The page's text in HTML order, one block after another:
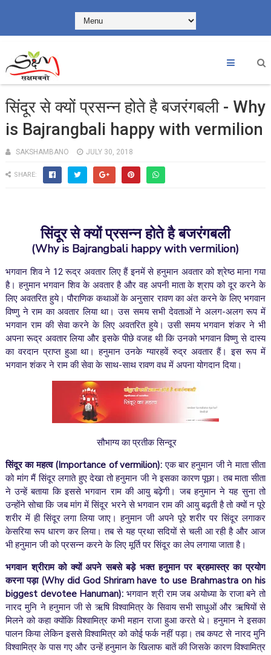
सिंदूर से क्यों प्रसन्न होते है बजरंगबली - Why
is Bajrangbali happy with vermilion
SAKSHAMBANO JULY 30, 2018
SHARE:
सिंदूर से क्यों प्रसन्न होते है बजरंगबली
(Why is Bajrangbali happy with vermilion)
भगवान शिव ने 12 रूद्र अवतार लिए हैं इनमें से हनुमान अवतार को श्रेष्ठ माना गया
है। हनुमान भगवान शिव के अवतार है और वह अपनी माता के श्राप को दूर करने के
लिए अवतरित हुये। पौराणिक कथाओं के अनुसार रावण का अंत करने के लिए भगवान
विष्णु ने राम का अवतार लिया था। उस समय सभी देवताओं ने अलग-अलग रूप में
भगवान राम की सेवा करने के लिए अवतरित हुये। उसी समय भगवान शंकर ने भी
अपना रूद्र अवतार लिया और इसके पीछे वजह थी कि उनको भगवान विष्णु से दास्य
का वरदान प्राप्त हुआ था। हनुमान उनके ग्यारहवें रुद्र अवतार हैं। इस रूप में
भगवान शंकर ने राम की सेवा के साथ-साथ रावण वध में अपना योगदान दिया।
सौभाग्य का प्रतीक सिन्दूर
सिंदूर का महत्व(Importance of vermilion):एक बार हनुमान जी ने माता सीता
को मांग मैं सिंदूर लगाते हुए देखा तो हनुमान जी ने इसका कारण पूछा। तब माता सीता
ने उन्हें बताया कि इससे भगवान राम की आयु बढ़ेगी। जब हनुमान ने यह सुना तो
उन्होंने सोचा कि जब मांग में सिंदूर भरने से भगवान राम की आयु बढ़ती है तो क्यों न पूरे
शरीर में ही सिंदूर लगा लिया जाए। हनुमान जी अपने पूरे शरीर पर सिंदूर लगाकर
केसरिया रूप धारण कर लिया। तब से यह प्रथा सदियों से चली आ रही है और आज
भी हनुमान जी को प्रसन्न करने के लिए मूर्ति पर सिंदूर का लेप लगाया जाता है।
भगवान श्रीराम को क्यों अपने सबसे बड़े भक्त हनुमान पर ब्रहमास्त्र का प्रयोग
करना पड़ा (Why did God Shriram have to use Brahmastra on his
biggest devotee Hanuman):भगवान श्री राम जब अयोध्या के राजा बने तो
नारद मुनि ने हनुमान जी से ऋषि विश्वामित्र के सिवाय सभी साधुओं और ऋषियों से
मिलने को कहा क्योंकि विश्वामित्र कभी महान राजा हुआ करते थे। हनुमान ने इसका
पालन किया लेकिन इससे विश्वामित्र को कोई फर्क नहीं पड़ा। तब कपट से नारद मुनि
विश्वामित्र के पास गए और उन्हें हनुमान के खिलाफ बातें की जिसके कारण विश्वामित्र